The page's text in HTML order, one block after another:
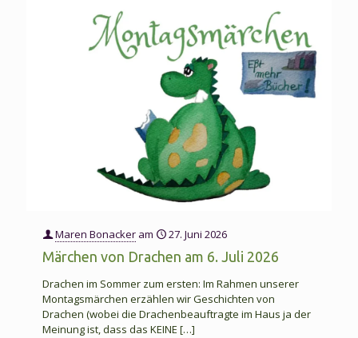
Maren Bonacker am 27. Juni 2026
Märchen von Drachen am 6. Juli 2026
Drachen im Sommer zum ersten: Im Rahmen unserer
Montagsmärchen erzählen wir Geschichten von
Drachen (wobei die Drachenbeauftragte im Haus ja der
Meinung ist, dass das KEINE […]